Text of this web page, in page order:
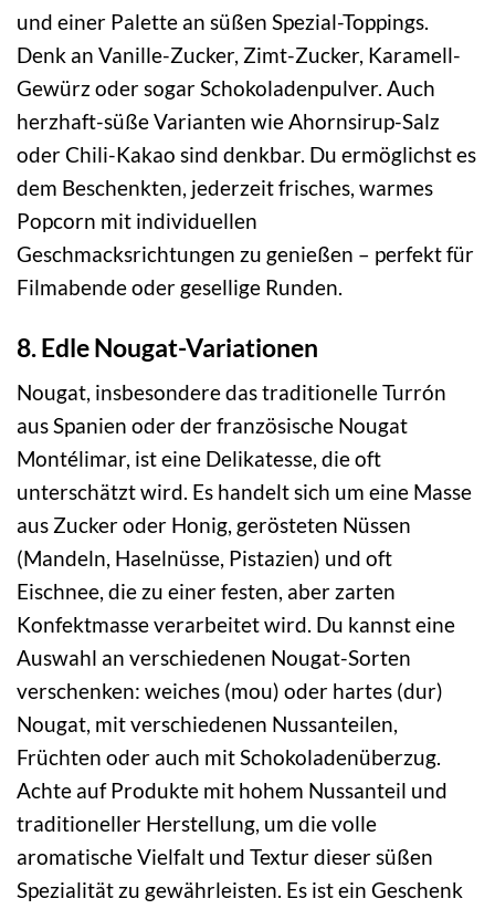
und einer Palette an süßen Spezial-Toppings.
Denk an Vanille-Zucker, Zimt-Zucker, Karamell-
Gewürz oder sogar Schokoladenpulver. Auch
herzhaft-süße Varianten wie Ahornsirup-Salz
oder Chili-Kakao sind denkbar. Du ermöglichst es
dem Beschenkten, jederzeit frisches, warmes
Popcorn mit individuellen
Geschmacksrichtungen zu genießen – perfekt für
Filmabende oder gesellige Runden.
8. Edle Nougat-Variationen
Nougat, insbesondere das traditionelle Turrón
aus Spanien oder der französische Nougat
Montélimar, ist eine Delikatesse, die oft
unterschätzt wird. Es handelt sich um eine Masse
aus Zucker oder Honig, gerösteten Nüssen
(Mandeln, Haselnüsse, Pistazien) und oft
Eischnee, die zu einer festen, aber zarten
Konfektmasse verarbeitet wird. Du kannst eine
Auswahl an verschiedenen Nougat-Sorten
verschenken: weiches (mou) oder hartes (dur)
Nougat, mit verschiedenen Nussanteilen,
Früchten oder auch mit Schokoladenüberzug.
Achte auf Produkte mit hohem Nussanteil und
traditioneller Herstellung, um die volle
aromatische Vielfalt und Textur dieser süßen
Spezialität zu gewährleisten. Es ist ein Geschenk